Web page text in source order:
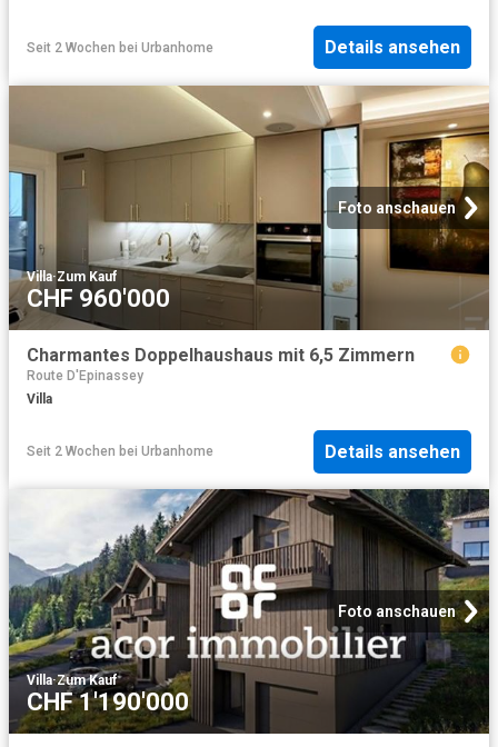
Seit 2 Wochen bei Urbanhome Details ansehen
Foto anschauen
Villa·Zum Kauf
CHF 960'000
Charmantes Doppelhaushaus mit 6,5 Zimmern
Route D'Epinassey
Villa
Seit 2 Wochen bei Urbanhome Details ansehen
Foto anschauen
Villa·Zum Kauf
CHF 1'190'000